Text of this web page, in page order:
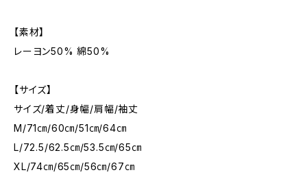
【素材】
レーヨン50% 綿50%
【サイズ】
サイズ/着丈/身幅/肩幅/袖丈
M/71㎝/60㎝/51㎝/64㎝
L/72.5/62.5㎝/53.5㎝/65㎝
XL/74㎝/65㎝/56㎝/67㎝